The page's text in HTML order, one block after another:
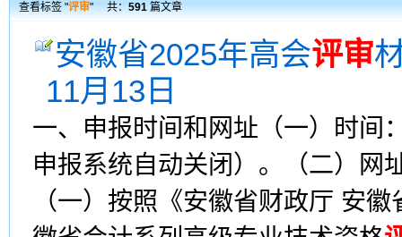
查看标签 "评审" 共：591篇文章
安徽省2025年高会评审
11月13日
一、申报时间和网址（一）时
申报系统自动关闭）。（二）网
（一）按照《安徽省财政厅 安